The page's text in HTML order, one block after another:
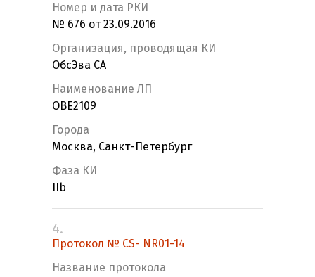
Номер и дата РКИ
№ 676 от 23.09.2016
Организация, проводящая КИ
ОбсЭва СА
Наименование ЛП
OBE2109
Города
Москва, Санкт-Петербург
Фаза КИ
IIb
4.
Протокол № CS- NR01-14
Название протокола